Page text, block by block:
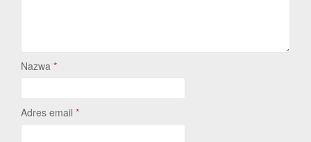
Nazwa *
Adres email *